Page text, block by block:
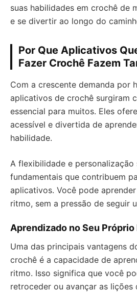
suas habilidades em crochê de
e se divertir ao longo do
Por Que Aplicativos
Fazer Crochê Fazem
Com a crescente demanda por
aplicativos de crochê surgiram
essencial para muitos. Eles
acessível e divertida de
habilidade.
A flexibilidade e personalização
fundamentais que contribuem
aplicativos. Você pode
ritmo, sem a pressão de seguir
Aprendizado no Seu Próprio
Uma das principais vantagens
crochê é a capacidade de
ritmo. Isso significa que você
retroceder ou avançar as lições